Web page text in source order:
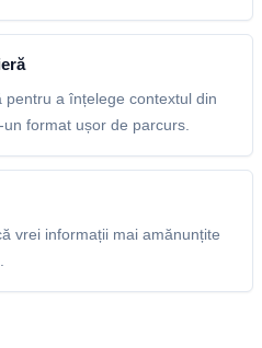
pentru a înțelege contextul din
format ușor de parcurs.
vrei informații mai amănunțite